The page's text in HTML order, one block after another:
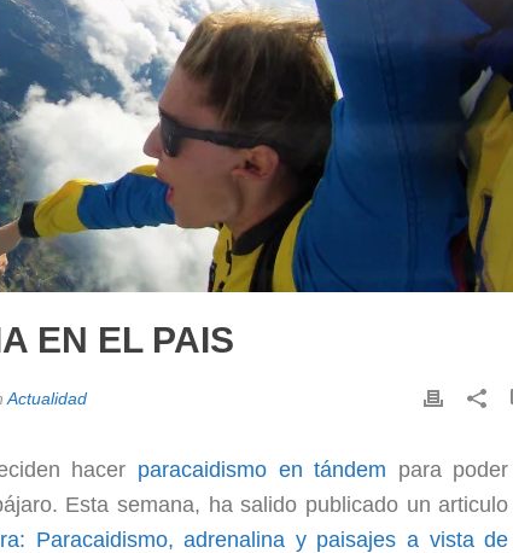
EN EL PAIS
Actualidad
hacer paracaidismo en tándem para poder
Esta semana, ha salido publicado un articulo
Paracaidismo, adrenalina y paisajes a vista de